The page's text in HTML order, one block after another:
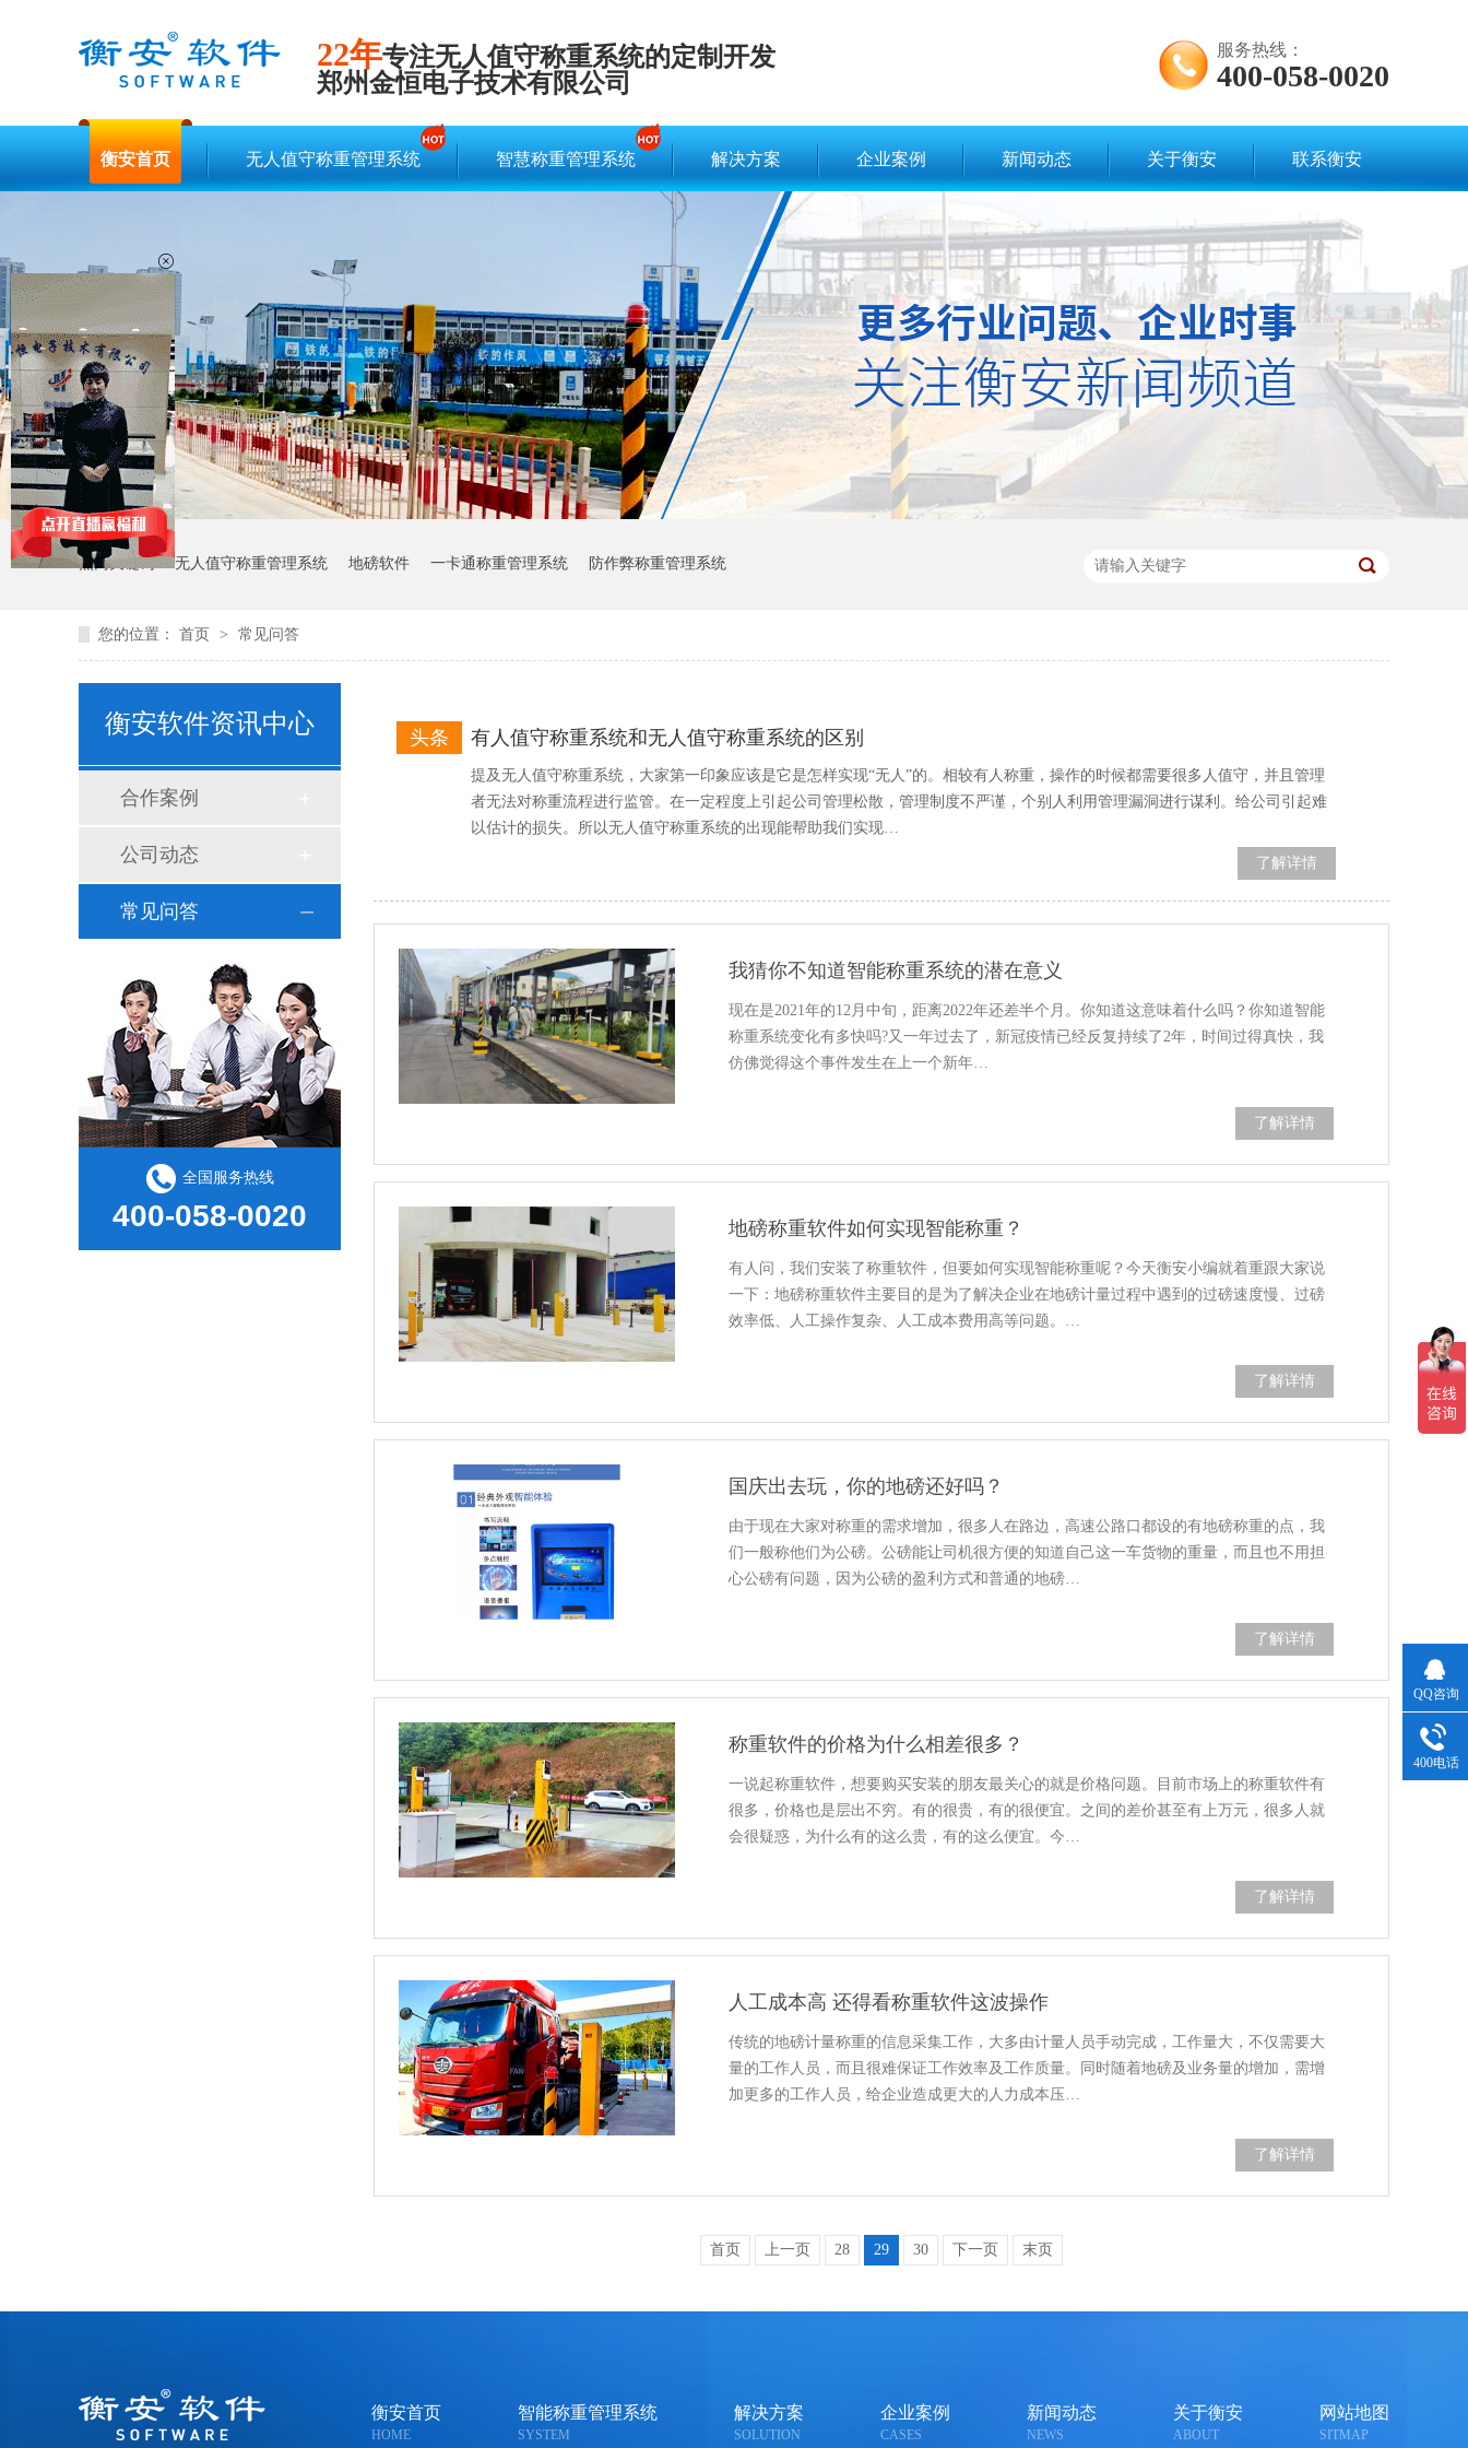
22年专注无人值守称重系统的定制开发
郑州金恒电子技术有限公司
服务热线：
400-058-0020
衡安首页 无人值守称重管理系统 智慧称重管理系统 解决方案 企业案例 新闻动态 关于衡安 联系衡安
热门关键词：无人值守称重管理系统 地磅软件 一卡通称重管理系统 防作弊称重管理系统
您的位置： 首页 > 常见问答
衡安软件资讯中心
合作案例
公司动态
常见问答
全国服务热线
400-058-0020
有人值守称重系统和无人值守称重系统的区别
头条
提及无人值守称重系统，大家第一印象应该是它是怎样实现“无人”的。相较有人称重，操作的时候都需要很多人值守，并且管理
者无法对称重流程进行监管。在一定程度上引起公司管理松散，管理制度不严谨，个别人利用管理漏洞进行谋利。给公司引起难
以估计的损失。所以无人值守称重系统的出现能帮助我们实现…
了解详情
我猜你不知道智能称重系统的潜在意义
现在是2021年的12月中旬，距离2022年还差半个月。你知道这意味着什么吗？你知道智能
称重系统变化有多快吗?又一年过去了，新冠疫情已经反复持续了2年，时间过得真快，我
仿佛觉得这个事件发生在上一个新年…
了解详情
地磅称重软件如何实现智能称重？
有人问，我们安装了称重软件，但要如何实现智能称重呢？今天衡安小编就着重跟大家说
一下：地磅称重软件主要目的是为了解决企业在地磅计量过程中遇到的过磅速度慢、过磅
效率低、人工操作复杂、人工成本费用高等问题。…
了解详情
国庆出去玩，你的地磅还好吗？
由于现在大家对称重的需求增加，很多人在路边，高速公路口都设的有地磅称重的点，我
们一般称他们为公磅。公磅能让司机很方便的知道自己这一车货物的重量，而且也不用担
心公磅有问题，因为公磅的盈利方式和普通的地磅…
了解详情
称重软件的价格为什么相差很多？
一说起称重软件，想要购买安装的朋友最关心的就是价格问题。目前市场上的称重软件有
很多，价格也是层出不穷。有的很贵，有的很便宜。之间的差价甚至有上万元，很多人就
会很疑惑，为什么有的这么贵，有的这么便宜。今…
了解详情
人工成本高 还得看称重软件这波操作
传统的地磅计量称重的信息采集工作，大多由计量人员手动完成，工作量大，不仅需要大
量的工作人员，而且很难保证工作效率及工作质量。同时随着地磅及业务量的增加，需增
加更多的工作人员，给企业造成更大的人力成本压…
了解详情
首页 上一页 28 29 30 下一页 末页
衡安首页
HOME
智能称重管理系统
SYSTEM
解决方案
SOLUTION
企业案例
CASES
新闻动态
NEWS
关于衡安
ABOUT
网站地图
SITMAP
QQ咨询
400电话